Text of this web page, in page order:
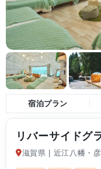
宿泊プラン
リバーサイドグ
滋賀県 | 近江八幡・